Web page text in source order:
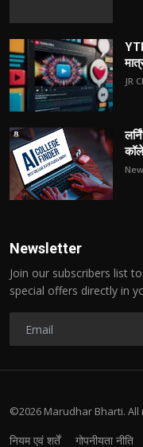
JR
Newsletter
Join our subscribers list
special offers directly in
©2026 Marudhar Bharti. All
नियम एवं शर्तें गोपनीयता नीति